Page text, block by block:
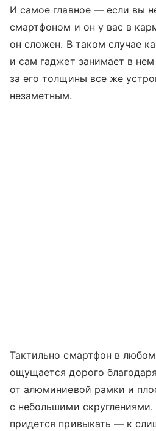
И самое главное — если вы
смартфоном и он у вас в
он сложен. В таком случае
и сам гаджет занимает в
за его толщины все же
незаметным.
Тактильно смартфон в
ощущается дорого
от алюминиевой рамки и
с небольшими
придется привыкать — к